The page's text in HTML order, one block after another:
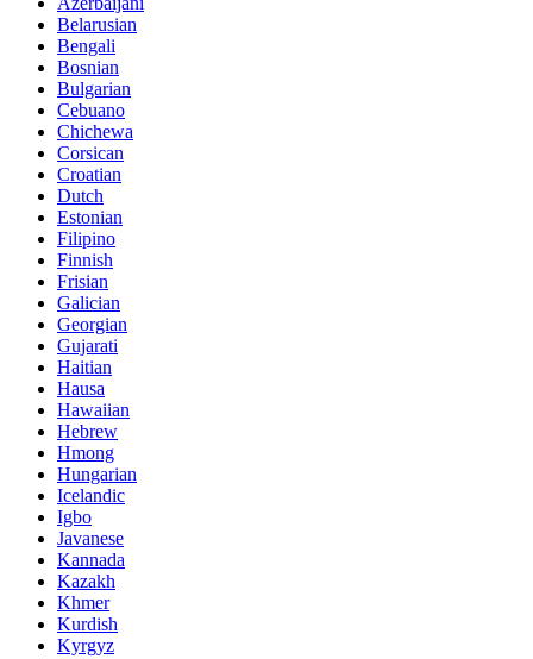
Belarusian
Bengali
Bosnian
Bulgarian
Cebuano
Chichewa
Corsican
Croatian
Dutch
Estonian
Filipino
Finnish
Frisian
Galician
Georgian
Gujarati
Haitian
Hausa
Hawaiian
Hebrew
Hmong
Hungarian
Icelandic
Igbo
Javanese
Kannada
Kazakh
Khmer
Kurdish
Kyrgyz